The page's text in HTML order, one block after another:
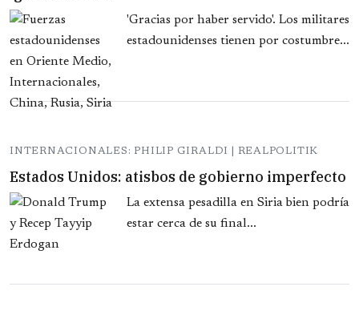
'Gracias por haber servido'. Los militares
estadounidenses tienen por costumbre...
INTERNACIONALES: PHILIP GIRALDI | REALPOLITIK
Estados Unidos: atisbos de gobierno imperfecto
La extensa pesadilla en Siria bien podría
estar cerca de su final...